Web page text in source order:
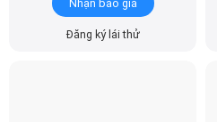
Nhận báo giá
Đăng ký lái thử